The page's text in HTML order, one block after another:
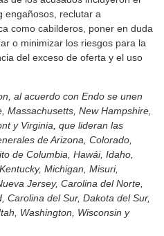
engañosos, reclutar a
como cabilderos, poner en duda
o minimizar los riesgos para la
del exceso de oferta y el uso
al acuerdo con Endo se unen
Massachusetts, New Hampshire,
y Virginia, que lideran las
de Arizona, Colorado,
de Columbia, Hawái, Idaho,
Michigan, Misuri,
Jersey, Carolina del Norte,
Carolina del Sur, Dakota del Sur,
Washington, Wisconsin y